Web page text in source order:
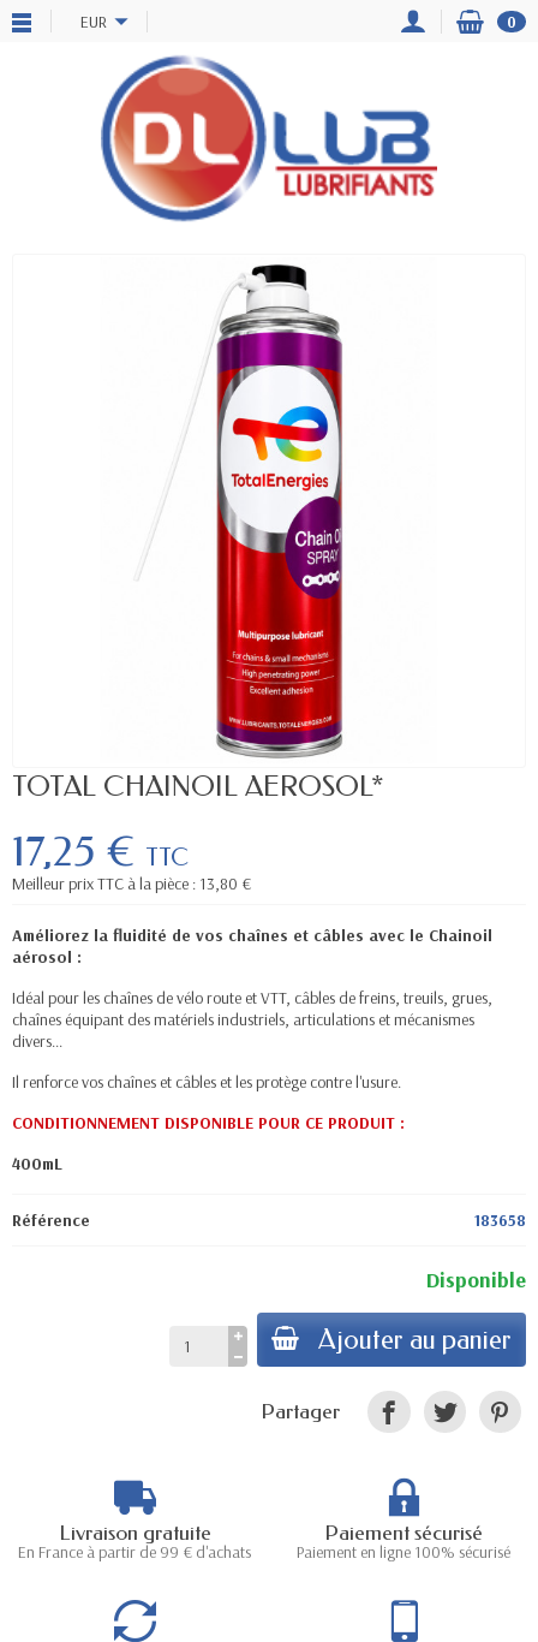
EUR 0
TOTAL CHAINOIL AEROSOL*
17,25 € TTC
Meilleur prix TTC à la pièce : 13,80 €
Améliorez la fluidité de vos chaînes et câbles avec le Chainoil
aérosol :
Idéal pour les chaînes de vélo route et VTT, câbles de freins, treuils, grues,
chaînes équipant des matériels industriels, articulations et mécanismes
divers...
Il renforce vos chaînes et câbles et les protège contre l'usure.
CONDITIONNEMENT DISPONIBLE POUR CE PRODUIT :
400mL
Référence 183658
Disponible
Ajouter au panier
Partager
Livraison gratuite
En France à partir de 99 € d'achats
Paiement sécurisé
Paiement en ligne 100% sécurisé